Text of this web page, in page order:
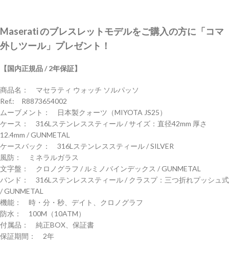
Maserati のブレスレットモデルをご購入の方に「コマ
外しツール」プレゼント！
【国内正規品 / 2年保証】
商品名： マセラティ ウォッチ ソルパッソ
Ref.: R8873654002
ムーブメント： 日本製クォーツ（MIYOTA JS25）
ケース： 316Lステンレススティール / サイズ：直径42mm 厚さ
12.4mm / GUNMETAL
ケースバック： 316Lステンレススティール / SILVER
風防： ミネラルガラス
文字盤： クロノグラフ / ルミノバインデックス / GUNMETAL
バンド： 316Lステンレススティール / クラスプ：三つ折れプッシュ式
/ GUNMETAL
機能： 時・分・秒、デイト、クロノグラフ
防水： 100M（10ATM）
付属品： 純正BOX、保証書
保証期間： 2年